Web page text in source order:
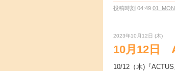
投稿時刻 04:49 01_MON
2023年10月12日 (木)
10月12日
10/12（木)『ACTUS